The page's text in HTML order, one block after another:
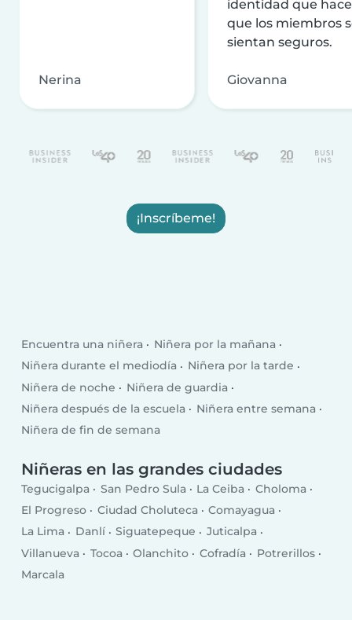
Nerina
identidad que
que los miembros
sientan seguros.
Giovanna
¡Inscríbeme!
Encuentra una niñera
Niñera por la mañana
Niñera durante el mediodía
Niñera por la tarde
Niñera de noche
Niñera de guardia
Niñera después de la escuela
Niñera entre semana
Niñera de fin de semana
Niñeras en las grandes ciudades
Tegucigalpa San Pedro Sula La Ceiba
Choloma
El Progreso
Ciudad Choluteca
Comayagua
La Lima
Danlí Siguatepeque
Juticalpa
Villanueva
Tocoa Olanchito Cofradía
Potrerillos
Marcala